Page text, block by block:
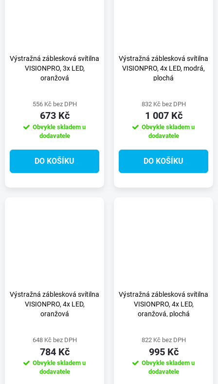
Výstražná záblesková svítilna
VISIONPRO, 3x LED,
oranžová
556 Kč bez DPH
673 Kč
Obvykle skladem u
dodavatele
DO KOŠÍKU
Výstražná záblesková svítilna
VISIONPRO, 4x LED, modrá,
plochá
832 Kč bez DPH
1 007 Kč
Obvykle skladem u
dodavatele
DO KOŠÍKU
Výstražná záblesková svítilna
VISIONPRO, 4x LED,
oranžová
648 Kč bez DPH
784 Kč
Obvykle skladem u
dodavatele
Výstražná záblesková svítilna
VISIONPRO, 4x LED,
oranžová, plochá
822 Kč bez DPH
995 Kč
Obvykle skladem u
dodavatele